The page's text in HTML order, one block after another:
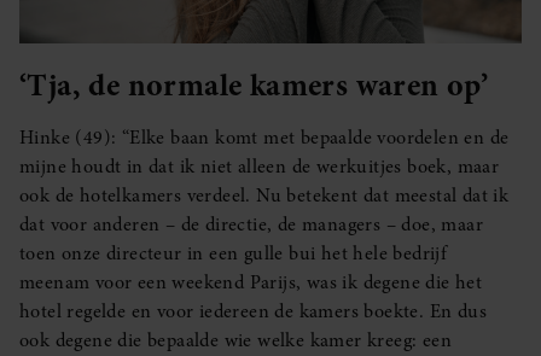
‘Tja, de normale kamers waren op’
Hinke (49): “Elke baan komt met bepaalde voordelen en de
mijne houdt in dat ik niet alleen de werkuitjes boek, maar
ook de hotelkamers verdeel. Nu betekent dat meestal dat ik
dat voor anderen – de directie, de managers – doe, maar
toen onze directeur in een gulle bui het hele bedrijf
meenam voor een weekend Parijs, was ik degene die het
hotel regelde en voor iedereen de kamers boekte. En dus
ook degene die bepaalde wie welke kamer kreeg: een